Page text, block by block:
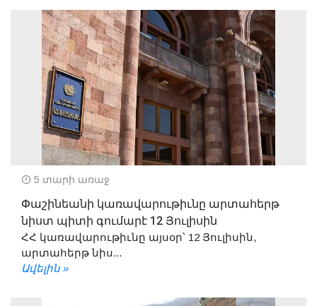
5 տարի առաջ
Փաշինեանի կառավարութիւնը արտահերթ
նիստ պիտի գումարէ 12 Յուլիսին
ՀՀ կառավարութիւնը այսօր՝ 12 Յուլիսին,
արտահերթ նիս...
Ավելին »